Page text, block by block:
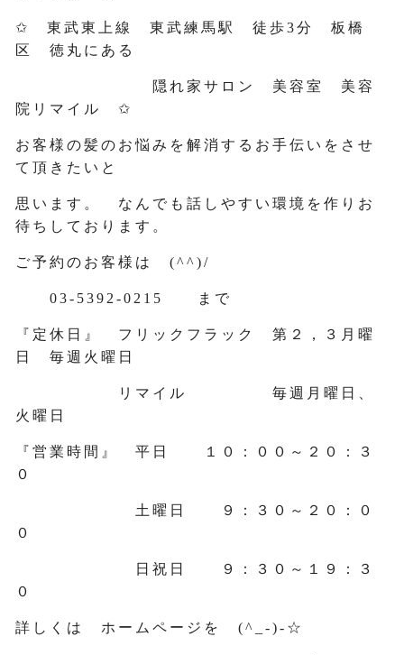
✩ 東武東上線 東武練馬駅 徒歩3分 板橋
区 徳丸にある
隠れ家サロン 美容室 美容
院リマイル ✩
お客様の髪のお悩みを解消するお手伝いをさせ
て頂きたいと
思います。 なんでも話しやすい環境を作りお
待ちしております。
ご予約のお客様は (^^)/
03-5392-0215 まで
『定休日』 フリックフラック 第２，３月曜
日 毎週火曜日
リマイル 毎週月曜日、
火曜日
『営業時間』 平日 １０：００～２０：３
０
土曜日 ９：３０～２０：０
０
日祝日 ９：３０～１９：３
０
詳しくは ホームページを (^_-)-☆